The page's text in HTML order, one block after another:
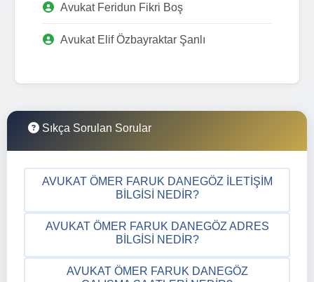
Avukat Feridun Fikri Boş
Avukat Elif Özbayraktar Şanlı
Sıkça Sorulan Sorular
AVUKAT ÖMER FARUK DANEGÖZ İLETIŞIM
BILGISI NEDIR?
AVUKAT ÖMER FARUK DANEGÖZ ADRES
BILGISI NEDIR?
AVUKAT ÖMER FARUK DANEGÖZ